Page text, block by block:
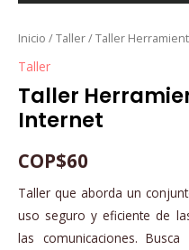
Inicio /Taller/ Taller
Taller
Taller
Internet
COP$60
Taller que aborda un
uso seguro y eficiente de
las comunicaciones.